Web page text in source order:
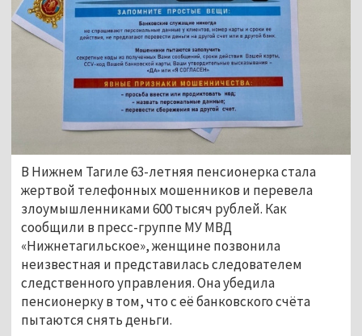
В Нижнем Тагиле 63-летняя пенсионерка стала
жертвой телефонных мошенников и перевела
злоумышленниками 600 тысяч рублей. Как
сообщили в пресс-группе МУ МВД
«Нижнетагильское», женщине позвонила
неизвестная и представилась следователем
следственного управления. Она убедила
пенсионерку в том, что с её банковского счёта
пытаются снять деньги.